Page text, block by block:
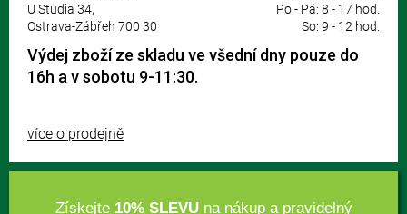
U Studia 34,
Ostrava-Zábřeh 700 30
Po - Pá: 8 - 17 hod.
So: 9 - 12 hod.
Výdej zboží ze skladu ve všední dny pouze do
16h a v sobotu 9-11:30.
více o prodejně
Získejte 10% SLEVUna nákup a pravidelný